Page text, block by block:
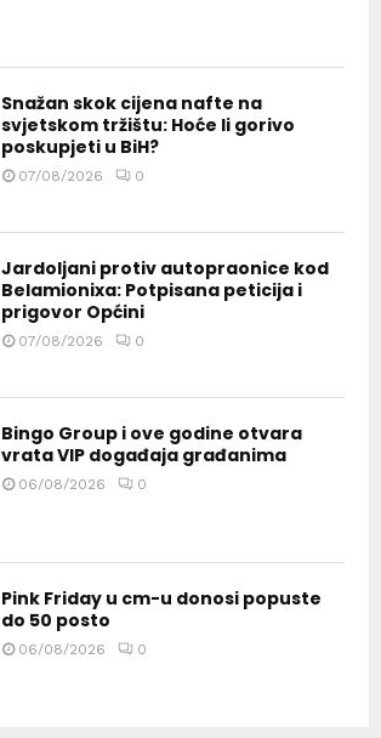
Snažan skok cijena nafte na
svjetskom tržištu: Hoće li gorivo
poskupjeti u BiH?
07/08/2026 0
Jardoljani protiv autopraonice kod
Belamionixa: Potpisana peticija i
prigovor Općini
07/08/2026 0
Bingo Group i ove godine otvara
vrata VIP događaja građanima
06/08/2026 0
Pink Friday u cm-u donosi popuste
do 50 posto
06/08/2026 0